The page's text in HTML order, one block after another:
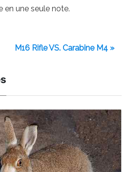
en une seule note.
M16 Rifle VS. Carabine M4 »